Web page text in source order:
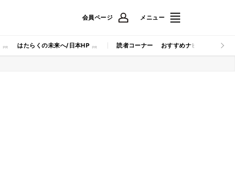
会員ページ メニュー
はたらくの未来へ/日本HP 読者コーナー おすすめナビ マイナビ